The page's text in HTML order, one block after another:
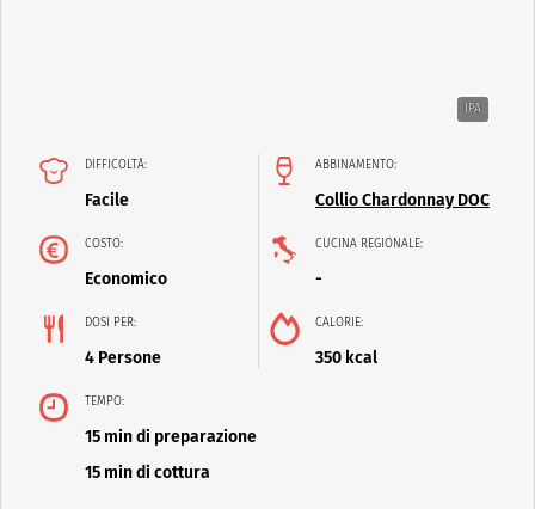
IPA
DIFFICOLTÀ:
Facile
ABBINAMENTO:
Collio Chardonnay DOC
COSTO:
Economico
CUCINA REGIONALE:
-
DOSI PER:
4 Persone
CALORIE:
350 kcal
TEMPO:
15 min di preparazione
15 min di cottura